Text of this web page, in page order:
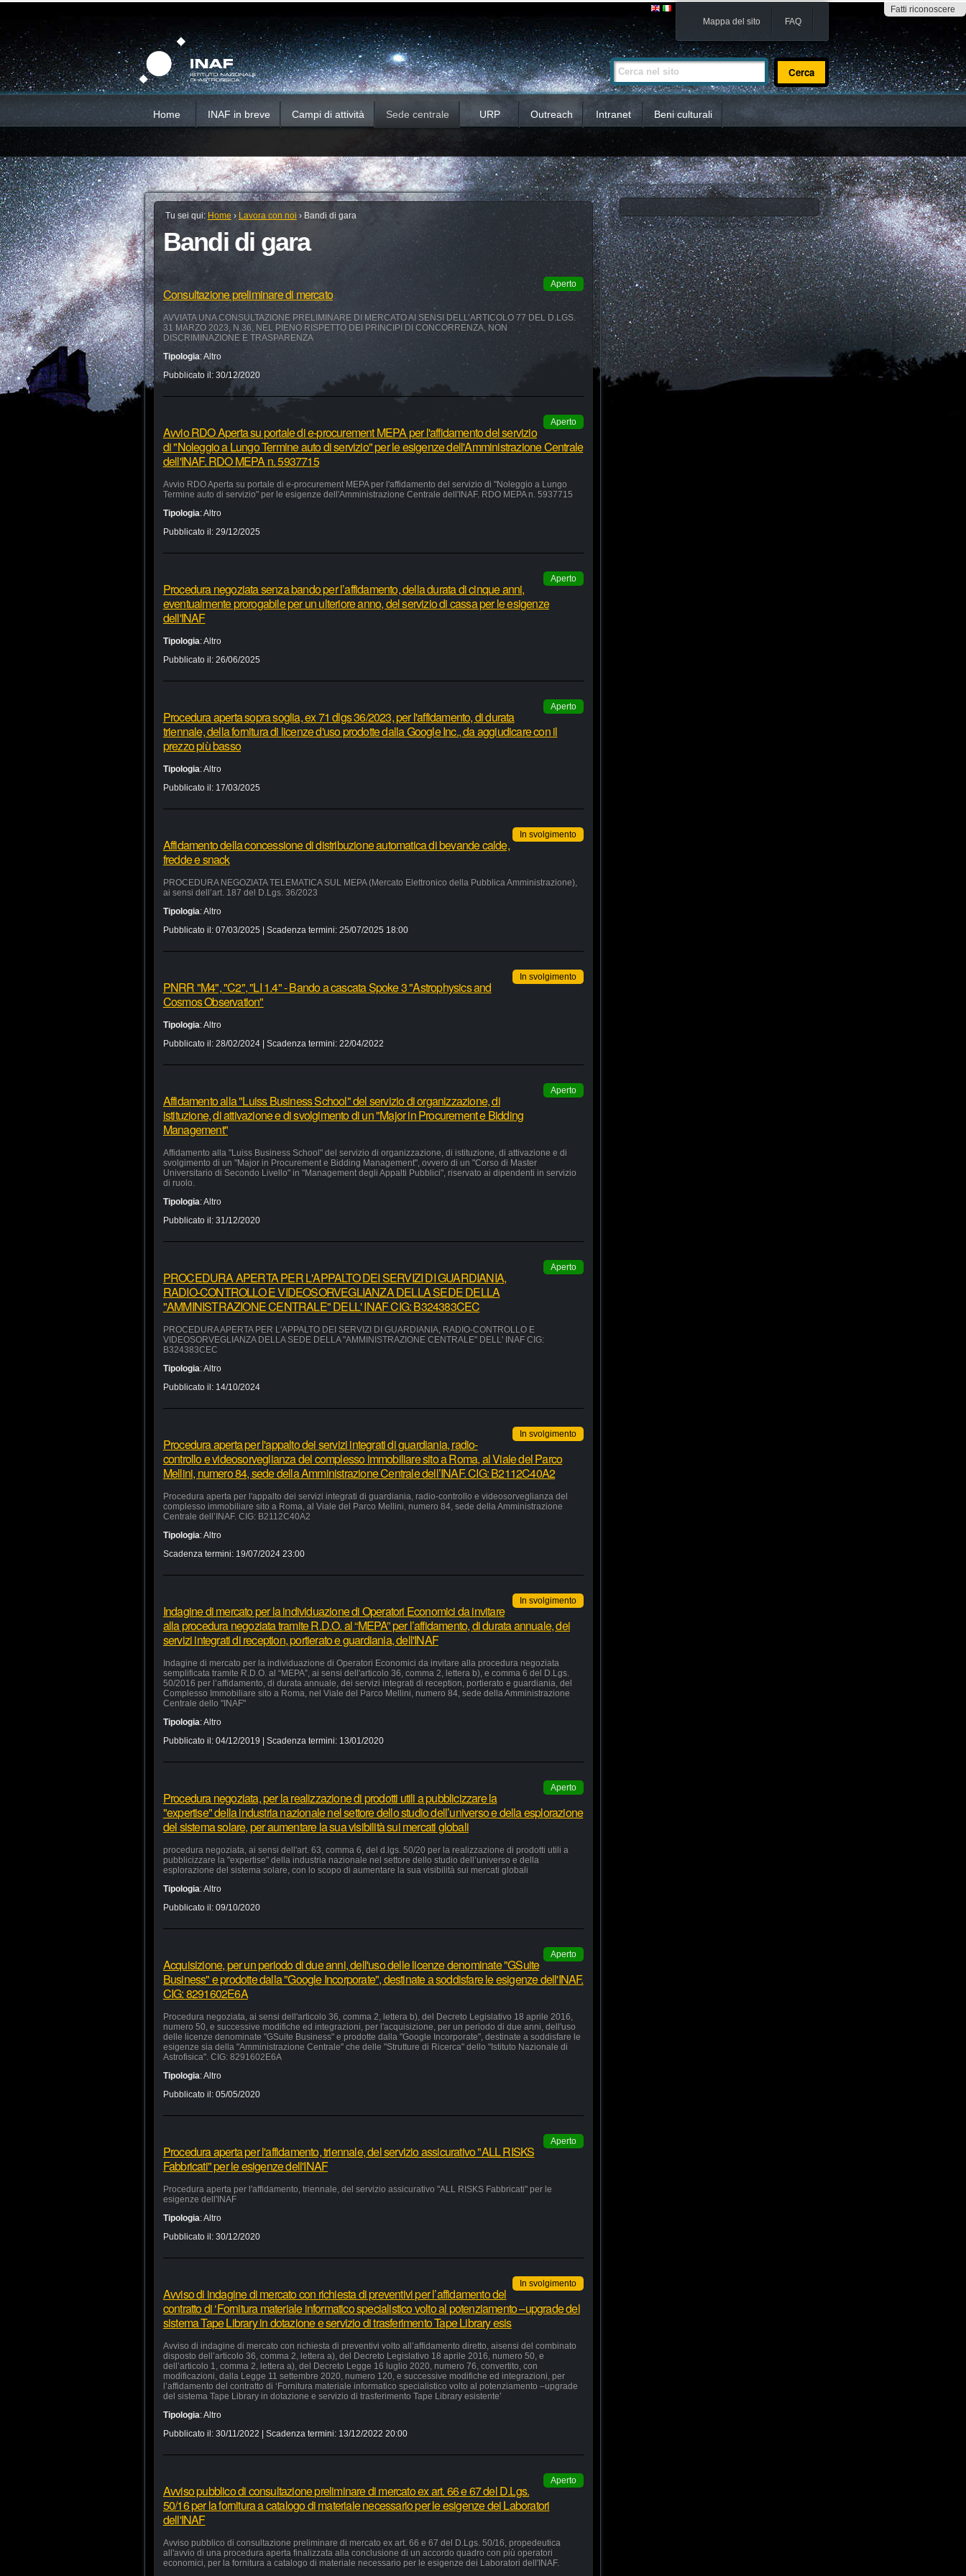
Fatti riconoscere
contenuti.
Salta
alla
navigazione
Mappa del sito FAQ
Cerca nel sito
Ricerca
avanzata…
Home INAF in breve Campi di attività Sede centrale URP Outreach Intranet Beni culturali
Tu sei qui: Home › Lavora con noi › Bandi di gara
Bandi di gara
Aperto
Consultazione preliminare di mercato
AVVIATA UNA CONSULTAZIONE PRELIMINARE DI MERCATO AI SENSI DELL’ARTICOLO 77 DEL D.LGS.
31 MARZO 2023, N.36, NEL PIENO RISPETTO DEI PRINCIPI DI CONCORRENZA, NON
DISCRIMINAZIONE E TRASPARENZA
Tipologia:Altro
Pubblicato il: 30/12/2020
Aperto
Avvio RDO Aperta su portale di e-procurement MEPA per l'affidamento del servizio
di "Noleggio a Lungo Termine auto di servizio" per le esigenze dell'Amministrazione Centrale
dell'INAF. RDO MEPA n. 5937715
Avvio RDO Aperta su portale di e-procurement MEPA per l'affidamento del servizio di "Noleggio a Lungo
Termine auto di servizio" per le esigenze dell'Amministrazione Centrale dell'INAF. RDO MEPA n. 5937715
Tipologia:Altro
Pubblicato il: 29/12/2025
Aperto
Procedura negoziata senza bando per l’affidamento, della durata di cinque anni,
eventualmente prorogabile per un ulteriore anno, del servizio di cassa per le esigenze
dell'INAF
Tipologia:Altro
Pubblicato il: 26/06/2025
Aperto
Procedura aperta sopra soglia, ex 71 dlgs 36/2023, per l'affidamento, di durata
triennale, della fornitura di licenze d'uso prodotte dalla Google Inc., da aggiudicare con il
prezzo più basso
Tipologia:Altro
Pubblicato il: 17/03/2025
In svolgimento
Affidamento della concessione di distribuzione automatica di bevande calde,
fredde e snack
PROCEDURA NEGOZIATA TELEMATICA SUL MEPA (Mercato Elettronico della Pubblica Amministrazione),
ai sensi dell’art. 187 del D.Lgs. 36/2023
Tipologia:Altro
Pubblicato il: 07/03/2025 | Scadenza termini: 25/07/2025 18:00
In svolgimento
PNRR "M4", "C2", "LI 1.4" - Bando a cascata Spoke 3 "Astrophysics and
Cosmos Observation"
Tipologia:Altro
Pubblicato il: 28/02/2024| Scadenza termini: 22/04/2022
Aperto
Affidamento alla "Luiss Business School" del servizio di organizzazione, di
istituzione, di attivazione e di svolgimento di un "Major in Procurement e Bidding
Management"
Affidamento alla "Luiss Business School" del servizio di organizzazione, di istituzione, di attivazione e di
svolgimento di un "Major in Procurement e Bidding Management", ovvero di un "Corso di Master
Universitario di Secondo Livello" in "Management degli Appalti Pubblici", riservato ai dipendenti in servizio
di ruolo.
Tipologia:Altro
Pubblicato il: 31/12/2020
Aperto
PROCEDURA APERTA PER L'APPALTO DEI SERVIZI DI GUARDIANIA,
RADIO-CONTROLLO E VIDEOSORVEGLIANZA DELLA SEDE DELLA
"AMMINISTRAZIONE CENTRALE" DELL' INAF CIG: B324383CEC
PROCEDURA APERTA PER L'APPALTO DEI SERVIZI DI GUARDIANIA, RADIO-CONTROLLO E
VIDEOSORVEGLIANZA DELLA SEDE DELLA "AMMINISTRAZIONE CENTRALE" DELL' INAF CIG:
B324383CEC
Tipologia:Altro
Pubblicato il: 14/10/2024
In svolgimento
Procedura aperta per l'appalto dei servizi integrati di guardiania, radio-
controllo e videosorveglianza del complesso immobiliare sito a Roma, al Viale del Parco
Mellini, numero 84, sede della Amministrazione Centrale dell’INAF. CIG: B2112C40A2
Procedura aperta per l'appalto dei servizi integrati di guardiania, radio-controllo e videosorveglianza del
complesso immobiliare sito a Roma, al Viale del Parco Mellini, numero 84, sede della Amministrazione
Centrale dell’INAF. CIG: B2112C40A2
Tipologia:Altro
Scadenza termini: 19/07/2024 23:00
In svolgimento
Indagine di mercato per la individuazione di Operatori Economici da invitare
alla procedura negoziata tramite R.D.O. al “MEPA” per l’affidamento, di durata annuale, dei
servizi integrati di reception, portierato e guardiania, dell'INAF
Indagine di mercato per la individuazione di Operatori Economici da invitare alla procedura negoziata
semplificata tramite R.D.O. al “MEPA”, ai sensi dell'articolo 36, comma 2, lettera b), e comma 6 del D.Lgs.
50/2016 per l’affidamento, di durata annuale, dei servizi integrati di reception, portierato e guardiania, del
Complesso Immobiliare sito a Roma, nel Viale del Parco Mellini, numero 84, sede della Amministrazione
Centrale dello "INAF"
Tipologia:Altro
Pubblicato il: 04/12/2019 | Scadenza termini: 13/01/2020
Aperto
Procedura negoziata, per la realizzazione di prodotti utili a pubblicizzare la
"expertise" della industria nazionale nel settore dello studio dell’universo e della esplorazione
del sistema solare, per aumentare la sua visibilità sui mercati globali
procedura negoziata, ai sensi dell'art. 63, comma 6, del d.lgs. 50/20 per la realizzazione di prodotti utili a
pubblicizzare la "expertise" della industria nazionale nel settore dello studio dell’universo e della
esplorazione del sistema solare, con lo scopo di aumentare la sua visibilità sui mercati globali
Tipologia:Altro
Pubblicato il: 09/10/2020
Aperto
Acquisizione, per un periodo di due anni, dell'uso delle licenze denominate "GSuite
Business" e prodotte dalla "Google Incorporate", destinate a soddisfare le esigenze dell'INAF.
CIG: 8291602E6A
Procedura negoziata, ai sensi dell'articolo 36, comma 2, lettera b), del Decreto Legislativo 18 aprile 2016,
numero 50, e successive modifiche ed integrazioni, per l'acquisizione, per un periodo di due anni, dell'uso
delle licenze denominate "GSuite Business" e prodotte dalla "Google Incorporate", destinate a soddisfare le
esigenze sia della "Amministrazione Centrale" che delle "Strutture di Ricerca" dello "Istituto Nazionale di
Astrofisica". CIG: 8291602E6A
Tipologia:Altro
Pubblicato il: 05/05/2020
Aperto
Procedura aperta per l'affidamento, triennale, del servizio assicurativo "ALL RISKS
Fabbricati" per le esigenze dell'INAF
Procedura aperta per l'affidamento, triennale, del servizio assicurativo "ALL RISKS Fabbricati" per le
esigenze dell'INAF
Tipologia:Altro
Pubblicato il: 30/12/2020
In svolgimento
Avviso di indagine di mercato con richiesta di preventivi per l’affidamento del
contratto di ‘Fornitura materiale informatico specialistico volto al potenziamento –upgrade del
sistema Tape Library in dotazione e servizio di trasferimento Tape Library esis
Avviso di indagine di mercato con richiesta di preventivi volto all’affidamento diretto, aisensi del combinato
disposto dell’articolo 36, comma 2, lettera a), del Decreto Legislativo 18 aprile 2016, numero 50, e
dell’articolo 1, comma 2, lettera a), del Decreto Legge 16 luglio 2020, numero 76, convertito, con
modificazioni, dalla Legge 11 settembre 2020, numero 120, e successive modifiche ed integrazioni, per
l’affidamento del contratto di ‘Fornitura materiale informatico specialistico volto al potenziamento –upgrade
del sistema Tape Library in dotazione e servizio di trasferimento Tape Library esistente’
Tipologia:Altro
Pubblicato il: 30/11/2022 | Scadenza termini: 13/12/2022 20:00
Aperto
Avviso pubblico di consultazione preliminare di mercato ex art. 66 e 67 del D.Lgs.
50/16 per la fornitura a catalogo di materiale necessario per le esigenze dei Laboratori
dell'INAF
Avviso pubblico di consultazione preliminare di mercato ex art. 66 e 67 del D.Lgs. 50/16, propedeutica
all'avvio di una procedura aperta finalizzata alla conclusione di un accordo quadro con più operatori
economici, per la fornitura a catalogo di materiale necessario per le esigenze dei Laboratori dell'INAF.